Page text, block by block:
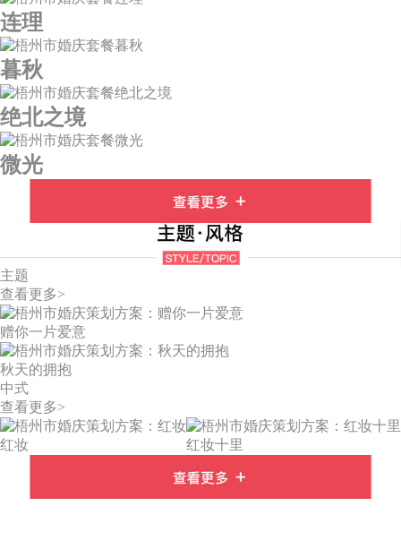
连理
暮秋
绝北之境
微光
主题
查看更多>
赠你一片爱意
秋天的拥抱
中式
查看更多>
红妆 红妆十里